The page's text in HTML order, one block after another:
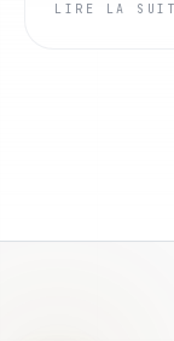
LIRE LA